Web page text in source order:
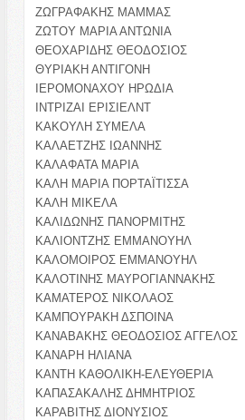
ΖΩΓΡΑΦΑΚΗΣ ΜΑΜΜΑΣ
ΖΩΤΟΥ ΜΑΡΙΑ ΑΝΤΩΝΙΑ
ΘΕΟΧΑΡΙΔΗΣ ΘΕΟΔΟΣΙΟΣ
ΘΥΡΙΑΚΗ ΑΝΤΙΓΟΝΗ
ΙΕΡΟΜΟΝΑΧΟΥ ΗΡΩΔΙΑ
ΙΝΤΡΙΖΑΙ ΕΡΙΣΙΕΛΝΤ
ΚΑΚΟΥΛΗ ΣΥΜΕΛΑ
ΚΑΛΑΕΤΖΗΣ ΙΩΑΝΝΗΣ
ΚΑΛΑΦΑΤΑ ΜΑΡΙΑ
ΚΑΛΗ ΜΑΡΙΑ ΠΟΡΤΑΪΤΙΣΣΑ
ΚΑΛΗ ΜΙΚΕΛΑ
ΚΑΛΙΔΩΝΗΣ ΠΑΝΟΡΜΙΤΗΣ
ΚΑΛΙΟΝΤΖΗΣ ΕΜΜΑΝΟΥΗΛ
ΚΑΛΟΜΟΙΡΟΣ ΕΜΜΑΝΟΥΗΛ
ΚΑΛΟΤΙΝΗΣ ΜΑΥΡΟΓΙΑΝΝΑΚΗΣ
ΚΑΜΑΤΕΡΟΣ ΝΙΚΟΛΑΟΣ
ΚΑΜΠΟΥΡΑΚΗ ΔΣΠΟΙΝΑ
ΚΑΝΑΒΑΚΗΣ ΘΕΟΔΟΣΙΟΣ ΑΓΓΕΛΟΣ
ΚΑΝΑΡΗ ΗΛΙΑΝΑ
ΚΑΝΤΗ ΚΑΘΟΛΙΚΗ-ΕΛΕΥΘΕΡΙΑ
ΚΑΠΑΣΑΚΑΛΗΣ ΔΗΜΗΤΡΙΟΣ
ΚΑΡΑΒΙΤΗΣ ΔΙΟΝΥΣΙΟΣ